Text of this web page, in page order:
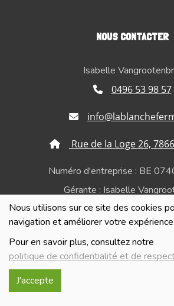
Nous utilisons sur ce site des cookies
navigation et améliorer votre expérience.
Pour en savoir plus, consultez notre
politique de confidentialité et de
J'accepte
NOUS CONTACTER
Isabelle
0496 53 98 57
Rue de la Loge 26,
Numéro d'entreprise : BE
Gérante : Isabelle
Politique de confidentialité et de
privée